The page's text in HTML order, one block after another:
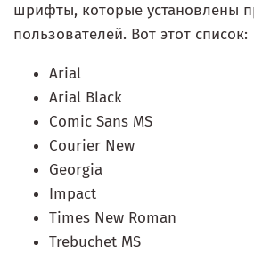
шрифты, которые установлены
пользователей. Вот этот список:
Arial
Arial Black
Comic Sans MS
Courier New
Georgia
Impact
Times New Roman
Trebuchet MS